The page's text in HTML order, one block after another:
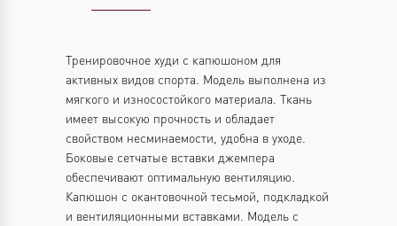
Тренировочное худи с капюшоном для
активных видов спорта. Модель выполнена из
мягкого и износостойкого материала. Ткань
имеет высокую прочность и обладает
свойством несминаемости, удобна в уходе.
Боковые сетчатые вставки джемпера
обеспечивают оптимальную вентиляцию.
Капюшон с окантовочной тесьмой, подкладкой
и вентиляционными вставками. Модель с